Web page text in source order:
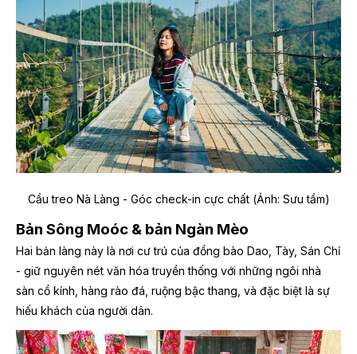
Cầu treo Nà Làng - Góc check-in cực chất (Ảnh: Sưu tầm)
Bản Sông Moóc & bản Ngàn Mèo
Hai bản làng này là nơi cư trú của đồng bào Dao, Tày, Sán Chỉ
- giữ nguyên nét văn hóa truyền thống với những ngôi nhà
sàn cổ kính, hàng rào đá, ruộng bậc thang, và đặc biệt là sự
hiếu khách của người dân.